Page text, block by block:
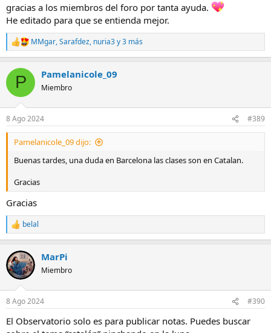
gracias a los miembros del foro por tanta ayuda.
He editado para que se entienda mejor.
R
e
c
i
n
e
s
MMgar,Sarafdez, nuria3y 3 más
P Pamelanicole_09
Miembro
8 Ago 2024 #389
Pamelanicole_09 dijo:
Buenas tardes, una duda en Barcelona las clases son en Catalan.
Gracias
Gracias
R
e
c
c
i
n
e
s
:
belal
MarPi
Miembro
8 Ago 2024 #390
El Observatorio solo es para publicar notas. Puedes buscar